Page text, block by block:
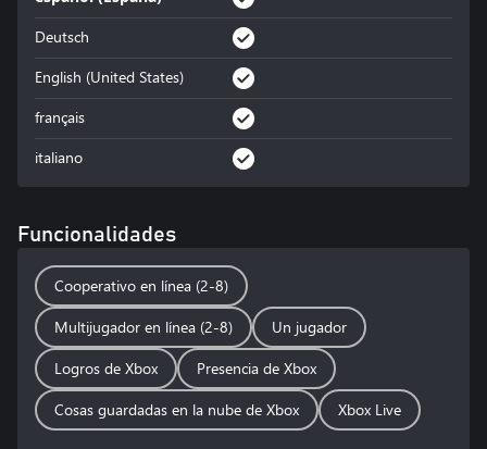
pisas!
- Cuatro nuevas monturas de transformación.
- Nuevos látigos y prefijos de invocador.
- Nuevas cometas, criaturas y elementos decorativos.
- ¡Y mucho más por descubrir!
- Una nueva semilla del mundo: Skyblock.
- Un nuevo menú de creación de mundo que te permite
mezclar semillas especiales.
- ¡Mejoras a semillas existentes!
MEJORAS:
- Modificaciones y mejoras al equilibrio de las armas.
- Actualizaciones visuales de muchos gráficos clásicos.
- ¡Y muchas más mejoras!
Deutsch
English (United States)
français
italiano
Funcionalidades
Cooperativo en línea (2-8)
Multijugador en línea (2-8)
Un jugador
Logros de Xbox
Presencia de Xbox
Cosas guardadas en la nube de Xbox
Xbox Live